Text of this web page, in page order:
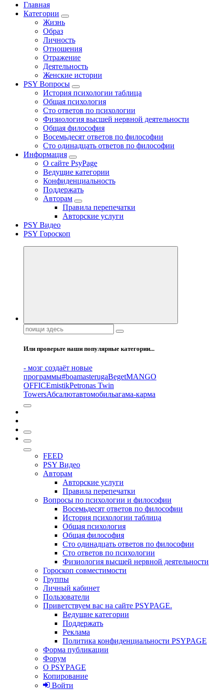
Главная
Категории
Жизнь
Образ
Личность
Отношения
Отражение
Деятельность
Женские истории
PSY Вопросы
История психологии таблица
Общая психология
Сто ответов по психологии
Физиология высшей нервной деятельности
Общая философия
Восемьдесят ответов по философии
Сто одинадцать ответов по философии
Информация
О сайте PsyPage
Ведущие категории
Конфиденциальность
Поддержать
Авторам
Правила перепечатки
Авторские услуги
PSY Видео
PSY Гороскоп
Поиск:
Или проверьте наши популярные категории...
- мозг создаёт новые
программы#boamasterugaBegetMANGO
OFFICEmistikPetronas Twin
TowersАбсалютавтомобильагама-карма
FEED
PSY Видео
Авторам
Авторские услуги
Правила перепечатки
Вопросы по психологии и философии
Восемьдесят ответов по философии
История психологии таблица
Общая психология
Общая философия
Сто одинадцать ответов по философии
Сто ответов по психологии
Физиология высшей нервной деятельности
Гороскоп совместимости
Группы
Личный кабинет
Пользователи
Приветствуем вас на сайте PSYPAGE.
Ведущие категории
Поддержать
Реклама
Политика конфиденциальности PSYPAGE
Форма публикации
Форум
О PSYPAGE
Копирование
Войти